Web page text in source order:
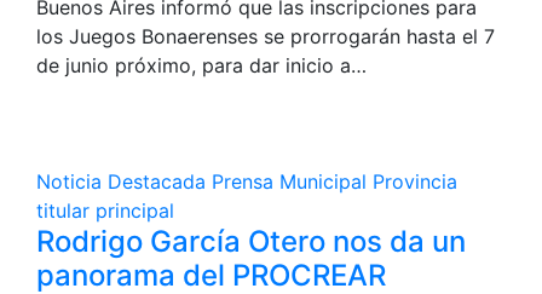
Buenos Aires informó que las inscripciones para
los Juegos Bonaerenses se prorrogarán hasta el 7
de junio próximo, para dar inicio a…
Noticia Destacada Prensa Municipal Provincia
titular principal
Rodrigo García Otero nos da un
panorama del PROCREAR